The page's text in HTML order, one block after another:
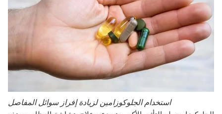
استخدام الجلوكوزامين لزيادة إفراز سوائل المفاصل